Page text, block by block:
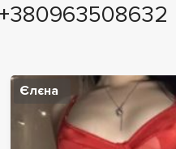
Єлєна